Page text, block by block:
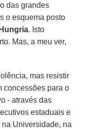
das grandes
o esquema posto
Hungria. Isto
Mas, a meu ver,
mas resistir
concessões para o
- através das
estaduais e
Universidade, na